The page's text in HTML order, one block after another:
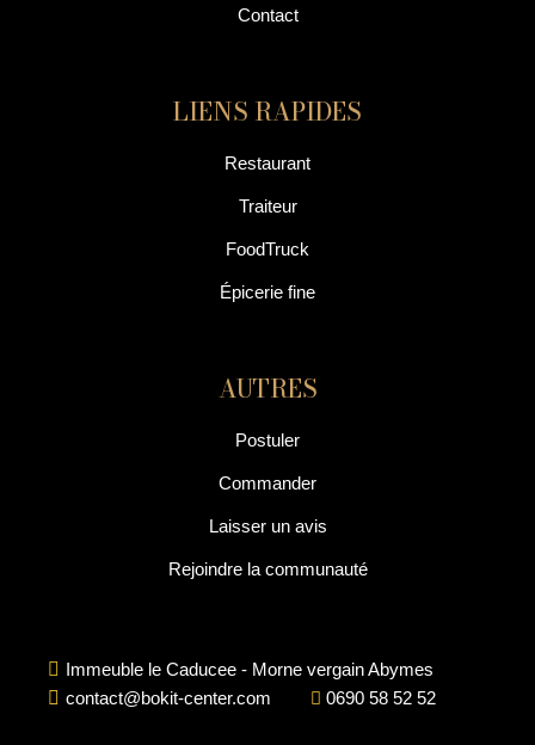
Contact
LIENS RAPIDES
Restaurant
Traiteur
FoodTruck
Épicerie fine
AUTRES
Postuler
Commander
Laisser un avis
Rejoindre la communauté
Immeuble le Caducee - Morne vergain Abymes
contact@bokit-center.com
0690 58 52 52